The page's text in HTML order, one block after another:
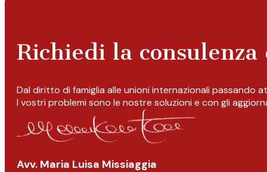
Richiedi la
Dal diritto di famiglia alle unioni internazionali passando
I vostri problemi sono le nostre soluzioni e con gli
Avv. Maria Luisa Missiaggia